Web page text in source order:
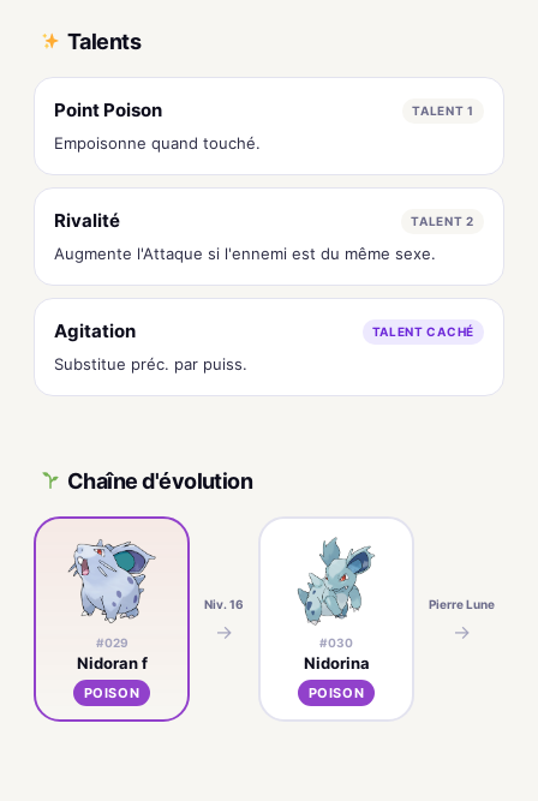
Talents
Point Poison TALENT 1
Empoisonne quand touché.
Rivalité TALENT 2
Augmente l'Attaque si l'ennemi est du même sexe.
Agitation TALENT CACHÉ
Substitue préc. par puiss.
Chaîne d'évolution
#029
Nidoran f
POISON
Niv. 16
→ #030
Nidorina
POISON
Pierre Lune
→